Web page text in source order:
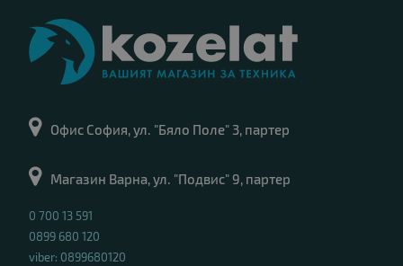
Офис София, ул. "Бяло Поле" 3, партер
Магазин Варна, ул. "Подвис" 9, партер
0 700 13 591
0899 680 120
viber: 0899680120